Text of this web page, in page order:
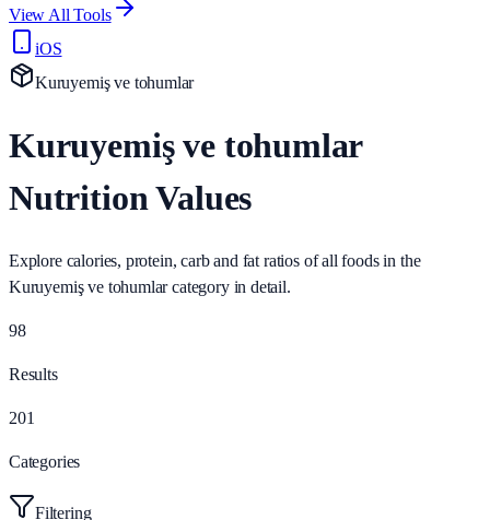
View All Tools
iOS
Kuruyemiş ve tohumlar
Kuruyemiş ve tohumlar
Nutrition Values
Explore calories, protein, carb and fat ratios of all foods in the
Kuruyemiş ve tohumlar category in detail.
98
Results
201
Categories
Filtering